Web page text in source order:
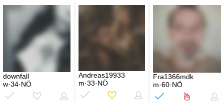
downfall
w·34·NÖ
Andreas19933
m·33·NÖ
Fra1366mdk
m·60·NÖ